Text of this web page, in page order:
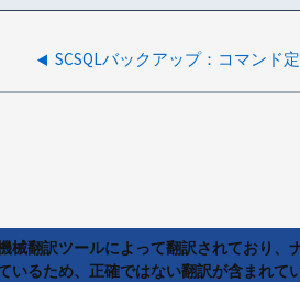
械翻訳ツールによって翻訳されており
いるため、正確ではない翻訳が含まれ